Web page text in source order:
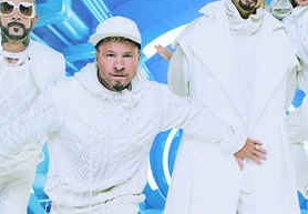
RISORSE
Privacy Policy
Policy Contenuti